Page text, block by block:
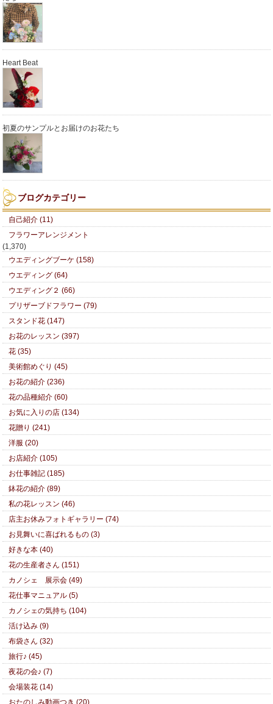
Heart Beat
初夏のサンプルとお届けのお花たち
ブログカテゴリー
自己紹介 (11)
フラワーアレンジメント
(1,370)
ウエディングブーケ (158)
ウエディング (64)
ウエディング２ (66)
プリザーブドフラワー (79)
スタンド花 (147)
お花のレッスン (397)
花 (35)
美術館めぐり (45)
お花の紹介 (236)
花の品種紹介 (60)
お気に入りの店 (134)
花贈り (241)
洋服 (20)
お店紹介 (105)
お仕事雑記 (185)
鉢花の紹介 (89)
私の花レッスン (46)
店主お休みフォトギャラリー (74)
お見舞いに喜ばれるもの (3)
好きな本 (40)
花の生産者さん (151)
カノシェ 展示会 (49)
花仕事マニュアル (5)
カノシェの気持ち (104)
活け込み (9)
布袋さん (32)
旅行♪ (45)
夜花の会♪ (7)
会場装花 (14)
おたのしみ動画つき (20)